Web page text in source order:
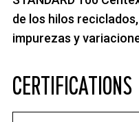
de los hilos
impurezas y
CERTIFICATIONS